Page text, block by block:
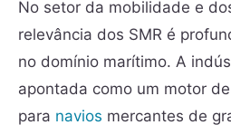
No setor da mobilidade e
relevância dos SMR é
no domínio marítimo. A
apontada como um motor
para navios mercantes de